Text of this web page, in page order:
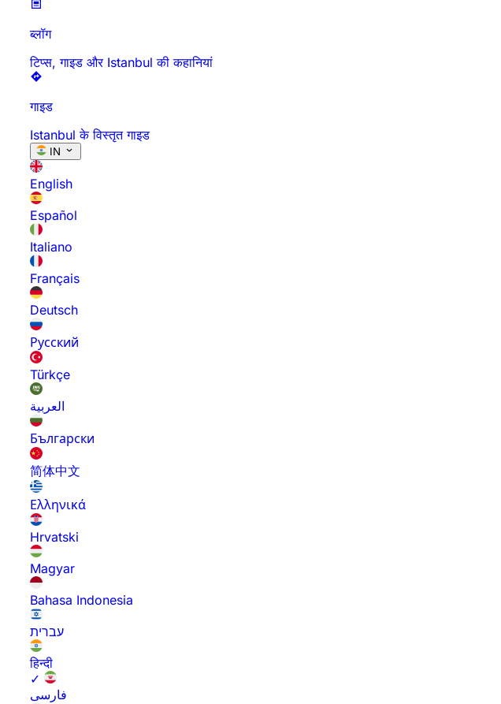
ब्लॉग
टिप्स, गाइड और Istanbul की कहानियां
गाइड
Istanbul के विस्तृत गाइड
IN
English
Español
Italiano
Français
Deutsch
Русский
Türkçe
العربية
Български
简体中文
Ελληνικά
Hrvatski
Magyar
Bahasa Indonesia
עברית
हिन्दी
✓
فارسی